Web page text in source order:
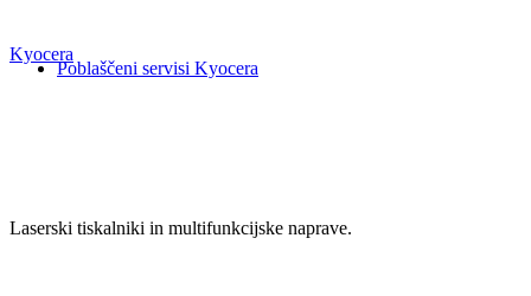
Kyocera
Laserski tiskalniki in multifunkcijske naprave.
Poblaščeni servisi Kyocera